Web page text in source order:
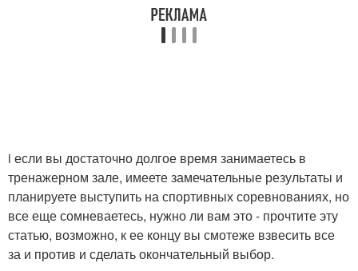
i если вы достаточно долгое время занимаетесь в
тренажерном зале, имеете замечательные результаты и
планируете выступить на спортивных соревнованиях, но
все еще сомневаетесь, нужно ли вам это - прочтите эту
статью, возможно, к ее концу вы смотеже взвесить все
за и против и сделать окончательный выбор.